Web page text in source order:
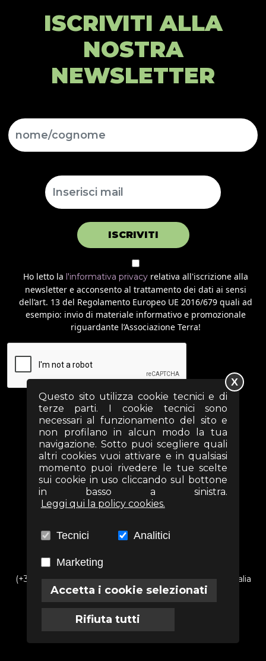
ISCRIVITI ALLA
NOSTRA
NEWSLETTER
ISCRIVITI
Ho letto la l'informativa privacy relativa all'iscrizione alla
newsletter e acconsento al trattamento dei dati ai sensi
dell’art. 13 del Regolamento Europeo UE 2016/679 quali ad
esempio: invio di materiale informativo e promozionale
riguardante l’Associazione Terra!
(+39) 06 69352313 - Via Arezzo n. 18 - 00161- Roma - Italia
info@associazioneterra.it
CF: 97502710581
SEGUICI SUI SOCIAL
Questo sito utilizza cookie tecnici e di
terze parti. I cookie tecnici sono
necessari al funzionamento del sito e
non profilano in alcun modo la tua
navigazione. Sotto puoi scegliere quali
altri cookies vuoi attivare e in qualsiasi
momento puoi rivedere le tue scelte
sui cookie in uso cliccando sul bottone
in basso a sinistra.
Leggi qui la policy cookies.
Tecnici Analitici
Marketing
Accetta i cookie selezionati
Rifiuta tutti
X